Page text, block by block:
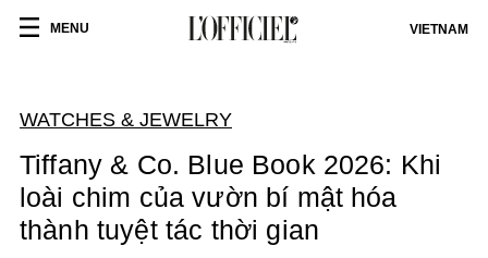
MENU VIETNAM
WATCHES & JEWELRY
Tiffany & Co. Blue Book 2026: Khi
loài chim của vườn bí mật hóa
thành tuyệt tác thời gian